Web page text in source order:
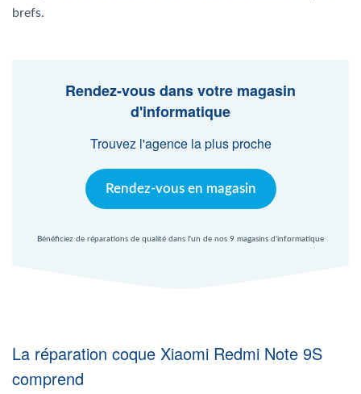
Nl
brefs.
Rendez-vous dans votre magasin
d'informatique
Trouvez l'agence la plus proche
Rendez-vous en magasin
Bénéficiez de réparations de qualité dans l'un de nos 9 magasins d'informatique
La réparation coque Xiaomi Redmi Note 9S
comprend